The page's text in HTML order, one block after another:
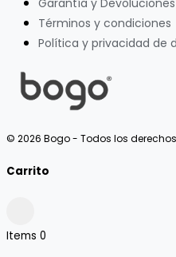
Términos y condiciones
Política y privacidad de
© 2026 Bogo - Todos los
Carrito
Items 0